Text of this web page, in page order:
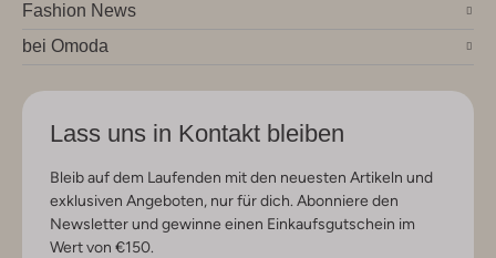
Fashion News
bei Omoda
Lass uns in Kontakt bleiben
Bleib auf dem Laufenden mit den neuesten Artikeln und
exklusiven Angeboten, nur für dich. Abonniere den
Newsletter und gewinne einen Einkaufsgutschein im
Wert von €150.